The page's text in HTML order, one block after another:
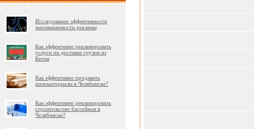
Исследование эффективности
запоминаемости рекламы
Как эффективно рекламировать
услуги по доставке грузов из
Китая
Как эффективно продавать
пиломатериалы в Челябинске?
Как эффективно рекламировать
строительство бассейнов в
Челябинске?